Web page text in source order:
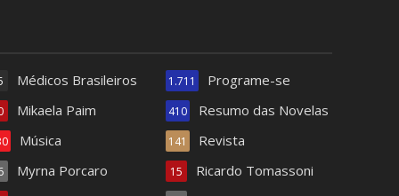
Médicos Brasileiros
Mikaela Paim
Música
Myrna Porcaro
Programe-se
1.711
Resumo das Novelas
410
Revista
141
Ricardo Tomassoni
15